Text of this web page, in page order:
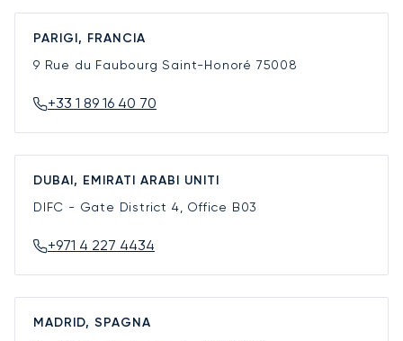
PARIGI, FRANCIA
9 Rue du Faubourg Saint-Honoré 75008
+33 1 89 16 40 70
DUBAI, EMIRATI ARABI UNITI
DIFC - Gate District 4, Office B03
+971 4 227 4434
MADRID, SPAGNA